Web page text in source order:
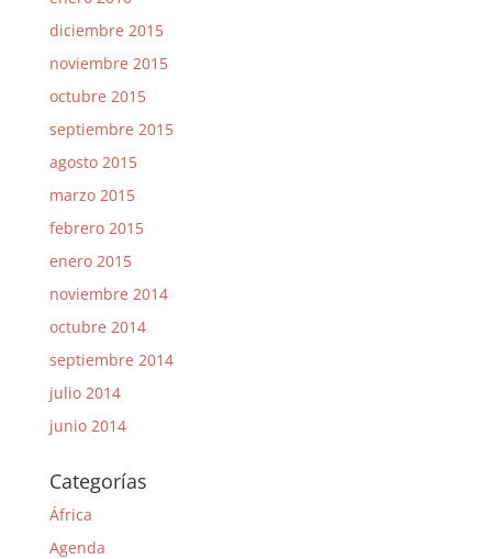
diciembre 2015
noviembre 2015
octubre 2015
septiembre 2015
agosto 2015
marzo 2015
febrero 2015
enero 2015
noviembre 2014
octubre 2014
septiembre 2014
julio 2014
junio 2014
Categorías
África
Agenda